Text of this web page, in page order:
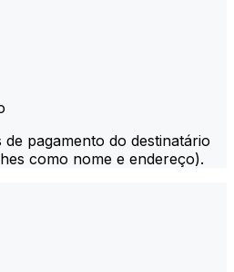
pagamento do destinatário
como nome e endereço).